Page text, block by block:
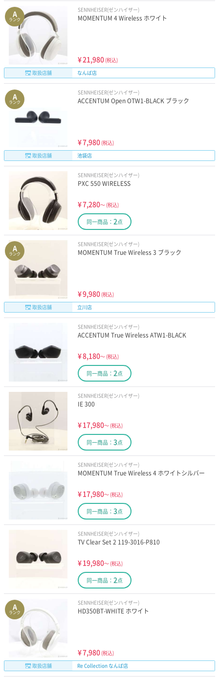
A
ランク
SENNHEISER(ゼンハイザー)
MOMENTUM 4 Wireless ホワイト
¥21,980 (税込)
取扱店舗
なんば店
A
ランク
SENNHEISER(ゼンハイザー)
ACCENTUM Open OTW1-BLACK ブラック
¥7,980 (税込)
取扱店舗
池袋店
SENNHEISER(ゼンハイザー)
PXC 550 WIRELESS
¥7,280～ (税込)
同一商品： 2点
A
ランク
SENNHEISER(ゼンハイザー)
MOMENTUM True Wireless 3 ブラック
¥9,980 (税込)
取扱店舗
立川店
SENNHEISER(ゼンハイザー)
ACCENTUM True Wireless ATW1-BLACK
¥8,180～ (税込)
同一商品： 2点
SENNHEISER(ゼンハイザー)
IE 300
¥17,980～ (税込)
同一商品： 3点
SENNHEISER(ゼンハイザー)
MOMENTUM True Wireless 4 ホワイトシルバー
¥17,980～ (税込)
同一商品： 3点
SENNHEISER(ゼンハイザー)
TV Clear Set 2 119-3016-P810
¥19,980～ (税込)
同一商品： 2点
A
ランク
SENNHEISER(ゼンハイザー)
HD350BT-WHITE ホワイト
¥7,980 (税込)
取扱店舗
Re Collection なんば店